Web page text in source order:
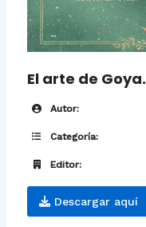
El arte de Goya.
Autor:
Categoría:
Editor:
Descargar aquí